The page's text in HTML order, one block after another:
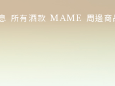
所有酒款 MAME 周邊商